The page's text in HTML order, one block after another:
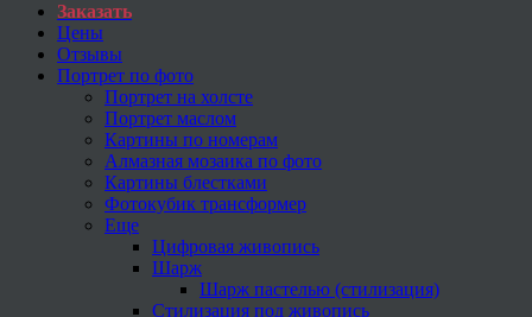
Заказать
Цены
Отзывы
Портрет по фото
Портрет на холсте
Портрет маслом
Картины по номерам
Алмазная мозаика по фото
Картины блестками
Фотокубик трансформер
Еще
Цифровая живопись
Шарж
Шарж пастелью (стилизация)
Стилизация под живопись